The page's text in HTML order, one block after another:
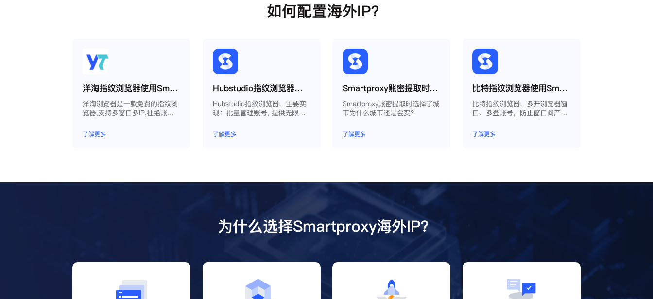
如何配置海外IP？
洋淘指纹浏览器使用Smartproxy教程
洋淘浏览器是一款免费的指纹浏
览器,支持多窗口多IP,杜绝账户
了解更多
Hubstudio指纹浏览器使用Smartproxy教程
Hubstudio指纹浏览器，主要实
现：批量管理账号, 提供无限量
且提供自动化操作和团队协作功
能，能大力提高工作效率 。
了解更多
Smartproxy账密提取时选择了城市为什么城市还是会变？
Smartproxy账密提取时选择了城
市为什么城市还是会变？
了解更多
比特指纹浏览器使用Smartproxy教程
比特指纹浏览器，多开浏览器窗
口、多登账号，防止窗口间产生
模拟独立的电脑信息，模拟不同
的IP地址，使得相互间完全环境
了解更多
为什么选择Smartproxy海外IP？